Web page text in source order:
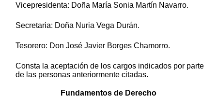
Vicepresidenta: Doña María Sonia Martín Navarro.
Secretaria: Doña Nuria Vega Durán.
Tesorero: Don José Javier Borges Chamorro.
Consta la aceptación de los cargos indicados por parte
de las personas anteriormente citadas.
Fundamentos de Derecho